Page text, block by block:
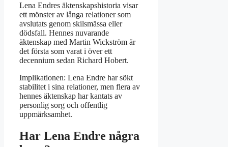
Lena Endres äktenskapshistoria visar
ett mönster av långa relationer som
avslutats genom skilsmässa eller
dödsfall. Hennes nuvarande
äktenskap med Martin Wickström är
det första som varat i över ett
decennium sedan Richard Hobert.
Implikationen: Lena Endre har sökt
stabilitet i sina relationer, men flera av
hennes äktenskap har kantats av
personlig sorg och offentlig
uppmärksamhet.
Har Lena Endre några